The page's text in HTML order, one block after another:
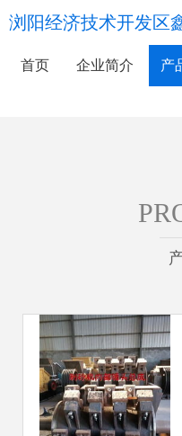
浏阳经济技术开发区
首页 企业简介 产